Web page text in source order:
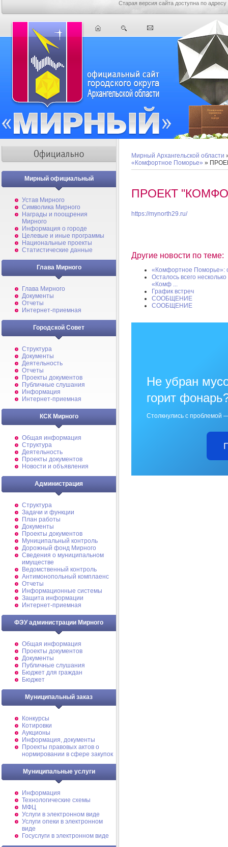
Старая версия сайта доступна по адресу
Мирный официальный
Устав Мирного
Символика Мирного
Награды и поощрения
Мирного
Информация о городе
Целевые и иные программы
Национальные проекты
Статистические данные
Глава Мирного
Глава Мирного
Документы
Отчеты
Интернет-приемная
Городской Совет
Структура
Документы
Деятельность
Отчеты
Проекты документов
Публичные слушания
Информация
Интернет-приемная
КСК Мирного
Общая информация
Структура
Деятельность
Проекты документов
Новости и объявления
Администрация
Структура
Задачи и функции
План работы
Документы
Проекты документов
Муниципальный контроль
Дорожный фонд Мирного
Cведения о муниципальном
имуществе
Ведомственный контроль
Антимонопольный комплаенс
Отчеты
Информационные системы
Защита информации
Интернет-приемная
ФЭУ администрации Мирного
Общая информация
Проекты документов
Документы
Публичные слушания
Бюджет для граждан
Бюджет
Муниципальный заказ
Конкурсы
Котировки
Аукционы
Информация, документы
Проекты правовых актов о
нормировании в сфере закупок
Муниципальные услуги
Информация
Технологические схемы
МФЦ
Услуги в электронном виде
Услуги опеки в электронном
виде
Госуслуги в электронном виде
Мирный Архангельской области
«Комфортное Поморье» »
ПРОЕКТ
https://mynorth29.ru/
Другие новости по теме:
«Комфортное Поморье»:
Осталось всего
«Комф ...
График встреч
СООБЩЕНИЕ
СООБЩЕНИЕ
Не убран
горит
Столкнулись с проблемой